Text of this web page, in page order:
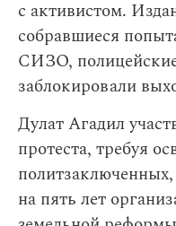
с активистом.
собравшиеся
СИЗО,
заблокировали
Дулат Агадил
протеста, требуя
на пять лет